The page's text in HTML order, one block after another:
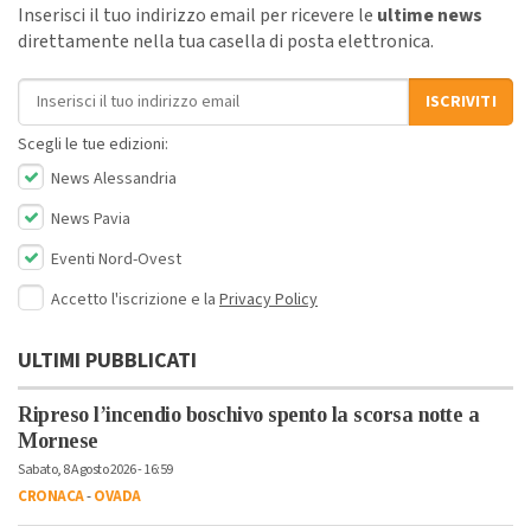
Inserisci il tuo indirizzo email per ricevere le ultime news
direttamente nella tua casella di posta elettronica.
Indirizzo email
ISCRIVITI
Scegli le tue edizioni:
News Alessandria
News Pavia
Eventi Nord-Ovest
Accetto l'iscrizione e la Privacy Policy
ULTIMI PUBBLICATI
Ripreso l’incendio boschivo spento la scorsa notte a
Mornese
Sabato, 8 Agosto 2026 - 16:59
CRONACA-OVADA